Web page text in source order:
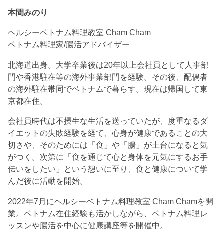
本間みのり
ヘルシーベトナム料理教室 Cham Cham
ベトナム料理家/腸活アドバイザー
北海道出身。大学卒業後は20年以上会社員として人事部
門や香港駐在等の海外事業部門を経験。その後、配偶者
の海外駐在帯同でベトナムで暮らす。現在は帰国して東
京都在住。
会社員時代は不摂生な生活を送っていたが、度重なるダ
イエットの失敗経験を経て、心身が健康であることの大
切さや、そのためには「食」や「腸」が土台になると気
がつく。次第に「食を通じて心と身体を元気にするお手
伝いをしたい」という想いに至り、食と健康について学
んだ後に活動を開始。
2022年7月にヘルシーベトナム料理教室 Cham Chamを開
業。ベトナム在住経験も活かしながら、ベトナム料理レ
ッスンや腸活を中心に健康講座等を開催中。